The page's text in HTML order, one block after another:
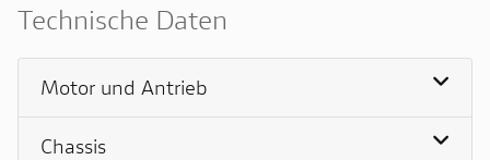
Technische Daten
Motor und Antrieb
Chassis